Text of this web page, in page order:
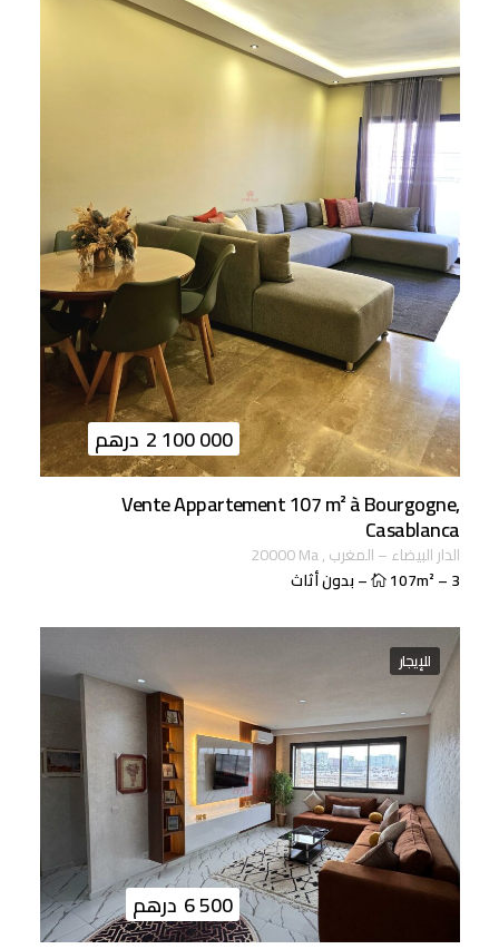
2 100 000 درهم
Vente Appartement 107 m² à Bourgogne,
Casablanca
الدار البيضاء– المغرب,
ma
20000
107m²–3
–بدون أثاث
للإيجار
6 500 درهم